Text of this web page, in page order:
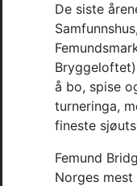
De siste
å bo, spise
turneringa,
fineste
Femund
Norges